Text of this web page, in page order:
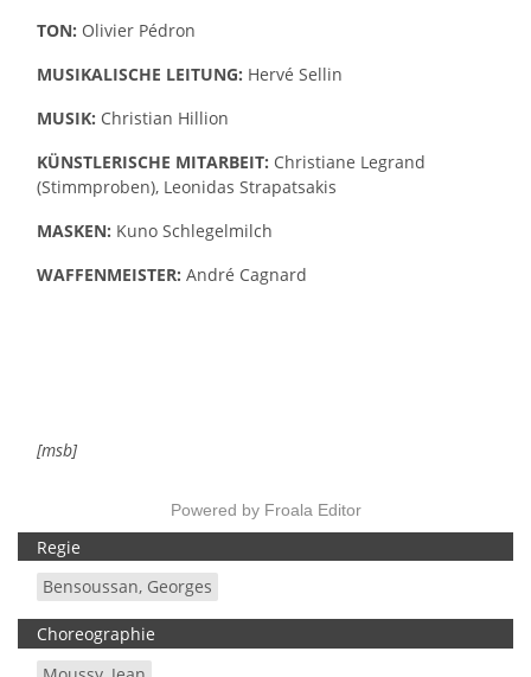
TON: Olivier Pédron
MUSIKALISCHE LEITUNG: Hervé Sellin
MUSIK: Christian Hillion
KÜNSTLERISCHE MITARBEIT: Christiane Legrand
(Stimmproben), Leonidas Strapatsakis
MASKEN: Kuno Schlegelmilch
WAFFENMEISTER: André Cagnard
[msb]
Powered by Froala Editor
Regie
Bensoussan, Georges
Choreographie